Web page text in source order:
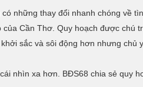
những thay đổi nhanh chóng về
Cần Thơ. Quy hoạch được chú
khởi sắc và sôi động hơn nhưng chủ
nhìn xa hơn. BĐS68 chia sẻ quy